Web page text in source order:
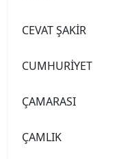
CEVAT ŞAKİR
CUMHURİYET
ÇAMARASI
ÇAMLIK